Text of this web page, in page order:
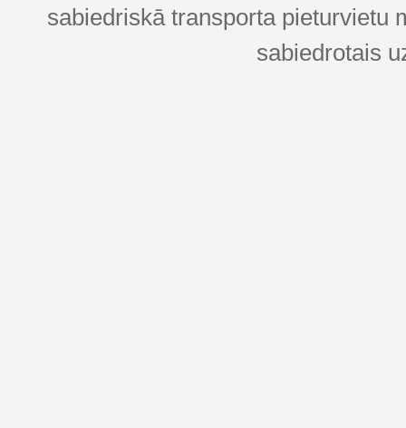
sabiedriskā transporta pieturvietu
sabiedrotais